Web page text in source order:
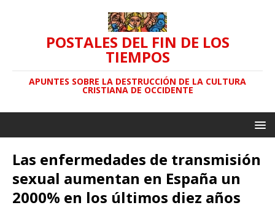
POSTALES DEL FIN DE LOS
TIEMPOS
APUNTES SOBRE LA DESTRUCCIÓN DE LA CULTURA
CRISTIANA DE OCCIDENTE
Las enfermedades de transmisión
sexual aumentan en España un
2000% en los últimos diez años